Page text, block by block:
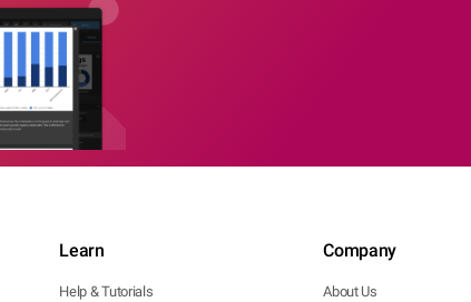
Learn
Help & Tutorials
Company
About Us